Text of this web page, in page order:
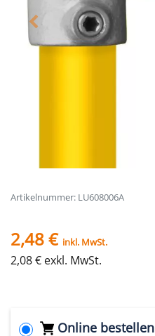
Artikelnummer: LU608006A
2,48 € inkl. MwSt.
2,08 € exkl. MwSt.
Online bestellen